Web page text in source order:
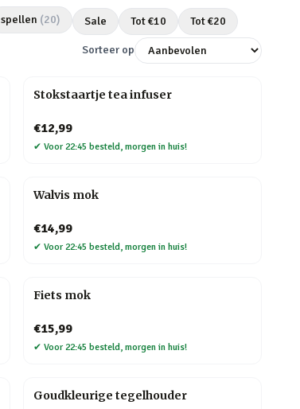
spellen (20) Sale Tot €10 Tot €20
Sorteer op
Stokstaartje tea infuser
€12,99
✔ Voor 22:45 besteld, morgen in huis!
Walvis mok
€14,99
✔ Voor 22:45 besteld, morgen in huis!
Fiets mok
€15,99
✔ Voor 22:45 besteld, morgen in huis!
Goudkleurige tegelhouder